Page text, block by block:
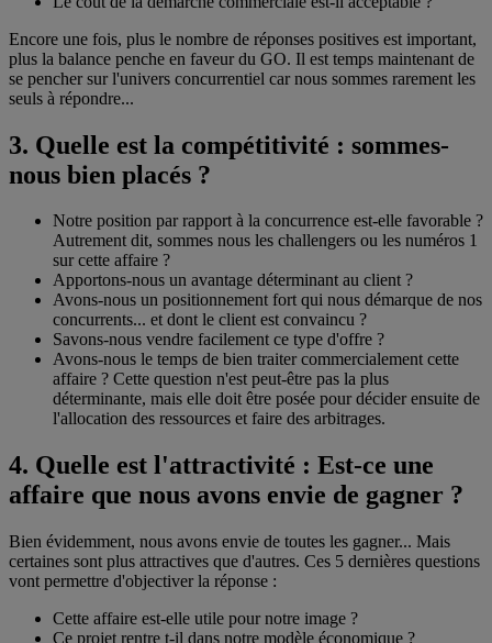
Encore une fois, plus le nombre de réponses positives est important,
plus la balance penche en faveur du GO. Il est temps maintenant de
se pencher sur l'univers concurrentiel car nous sommes rarement les
seuls à répondre...
3. Quelle est la compétitivité : sommes-
nous bien placés ?
Notre position par rapport à la concurrence est-elle favorable ?
Autrement dit, sommes nous les challengers ou les numéros 1
sur cette affaire ?
Apportons-nous un avantage déterminant au client ?
Avons-nous un positionnement fort qui nous démarque de nos
concurrents... et dont le client est convaincu ?
Savons-nous vendre facilement ce type d'offre ?
Avons-nous le temps de bien traiter commercialement cette
affaire ? Cette question n'est peut-être pas la plus
déterminante, mais elle doit être posée pour décider ensuite de
l'allocation des ressources et faire des arbitrages.
4. Quelle est l'attractivité : Est-ce une
affaire que nous avons envie de gagner ?
Bien évidemment, nous avons envie de toutes les gagner... Mais
certaines sont plus attractives que d'autres. Ces 5 dernières questions
vont permettre d'objectiver la réponse :
Cette affaire est-elle utile pour notre image ?
Ce projet rentre t-il dans notre modèle économique ?